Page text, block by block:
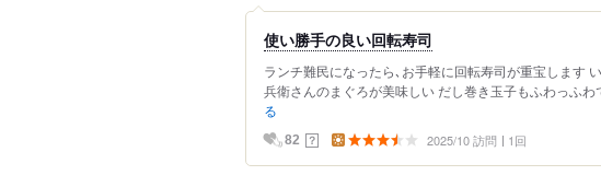
使い勝手の良い回転寿司
ランチ難民になったら､お手軽に回転寿司が重宝します
兵衛さんのまぐろが美味しい だし巻き玉子もふわっふわ
る
82 ？ 2025/10 訪問 1回